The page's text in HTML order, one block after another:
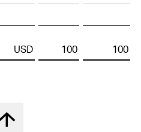
USD 100 100
Nach oben springen